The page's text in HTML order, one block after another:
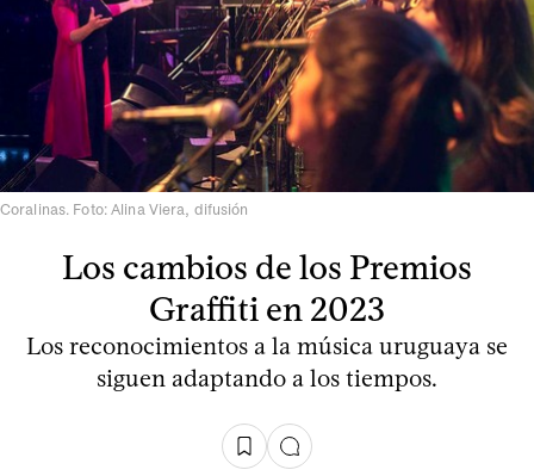
Coralinas. Foto: Alina Viera, difusión
Los cambios de los Premios
Graffiti en 2023
Los reconocimientos a la música uruguaya se
siguen adaptando a los tiempos.